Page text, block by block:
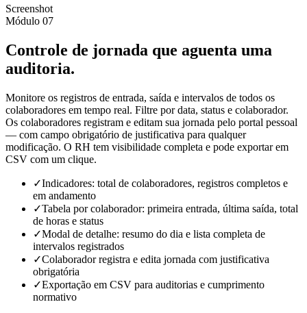
Screenshot
Módulo 07
Controle de jornada que aguenta uma
auditoria.
Monitore os registros de entrada, saída e intervalos de todos os
colaboradores em tempo real. Filtre por data, status e colaborador.
Os colaboradores registram e editam sua jornada pelo portal pessoal
— com campo obrigatório de justificativa para qualquer
modificação. O RH tem visibilidade completa e pode exportar em
CSV com um clique.
✓Indicadores: total de colaboradores, registros completos e
em andamento
✓Tabela por colaborador: primeira entrada, última saída, total
de horas e status
✓Modal de detalhe: resumo do dia e lista completa de
intervalos registrados
✓Colaborador registra e edita jornada com justificativa
obrigatória
✓Exportação em CSV para auditorias e cumprimento
normativo